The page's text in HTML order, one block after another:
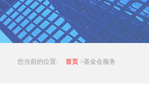
您当前的位置: 首页 >基金会服务